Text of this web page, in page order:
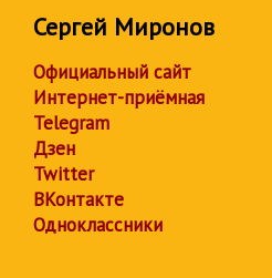
Сергей Миронов
Официальный сайт
Интернет-приёмная
Telegram
Дзен
Twitter
ВКонтакте
Одноклассники